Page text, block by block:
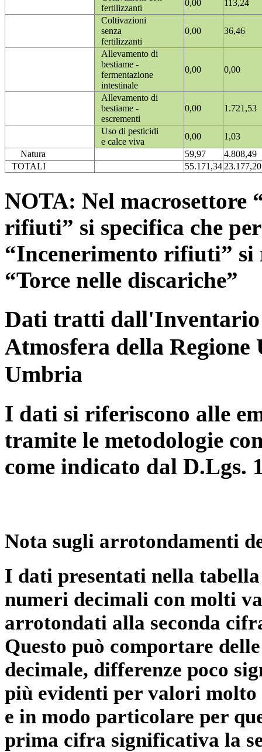
fertilizzanti
0,00
113,24
Coltivazioni
senza
fertilizzanti
0,00 36,46
Allevamento di
bestiame -
fermentazione
intestinale
0,00 0,00
Allevamento di
bestiame -
escrementi
0,00 1.721,53
Uso di pesticidi
e calce viva
0,00
1,03
Natura
59,97
4.808,49
TOTALI
55.171,3423.177,20
NOTA: Nel macrosettore
rifiuti” si specifica che
“Incenerimento rifiuti”
“Torce nelle discariche”
Dati tratti dall'Inventario
Atmosfera della
Umbria
I dati si riferiscono alle
tramite le metodologie
come indicato dal D.Lgs.
Nota sugli arrotondamenti
I dati presentati nella
numeri decimali con molti
arrotondati alla seconda
Questo può comportare
decimale, differenze poco
più evidenti per valori
e in modo particolare per
prima cifra significativa la